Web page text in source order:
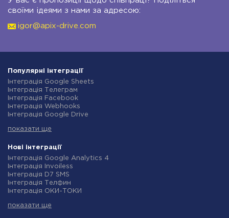
своїми ідеями з нами за адресою:
igor@apix-drive.com
Популярні інтеграції
Інтеграція Google Sheets
Інтеграція Телеграм
Інтеграція Facebook
Інтеграція Webhooks
Інтеграція Google Drive
Інтеграція Gmail
Інтеграція Rozetka
Інтеграція OpenAI (ChatGPT)
Інтеграція Binotel
Інтеграція Prom
Інтеграція Приват24
Інтеграція OLX
Інтеграція SendPulse
показати ще
Нові інтеграції
Інтеграція Google Analytics 4
Інтеграція Invoiless
Інтеграція D7 SMS
Інтеграція Телфин
Інтеграція ОКИ-ТОКИ
Інтеграція Microsoft Dynamics 365
показати ще